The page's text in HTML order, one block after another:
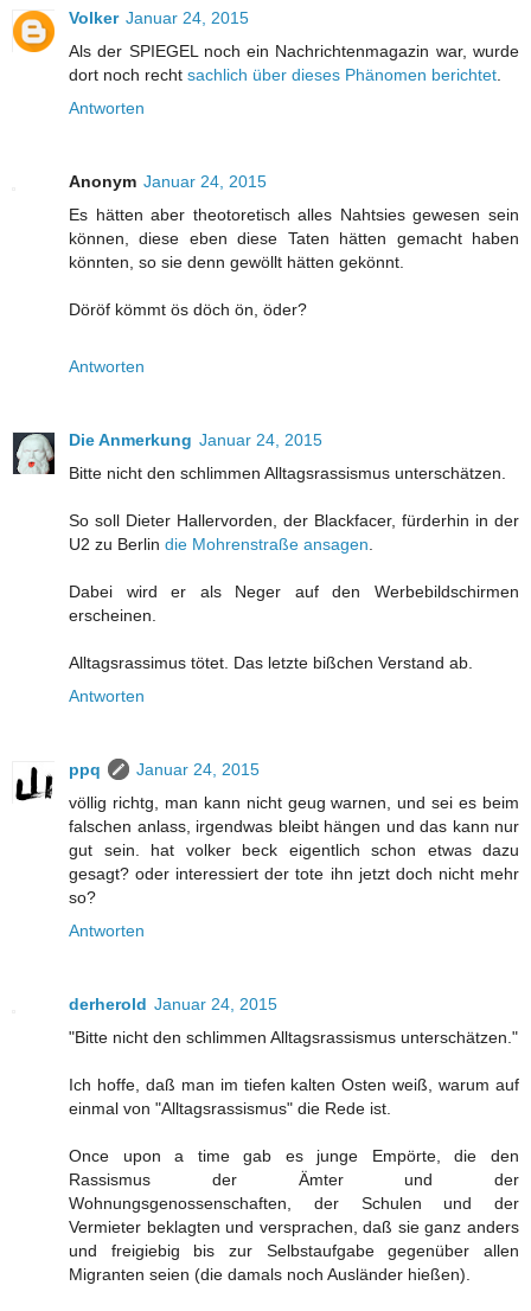
Volker Januar 24, 2015
Als der SPIEGEL noch ein Nachrichtenmagazin war, wurde
dort noch recht sachlich über dieses Phänomen berichtet
Antworten
Anonym Januar 24, 2015
Es hätten aber theotoretisch alles Nahtsies gewesen sein
können, diese eben diese Taten hätten gemacht haben
könnten, so sie denn gewöllt hätten gekönnt.
Döröf kömmt ös döch ön, öder?
Antworten
Die Anmerkung Januar 24, 2015
Bitte nicht den schlimmen Alltagsrassismus unterschätzen.
So soll Dieter Hallervorden, der Blackfacer, fürderhin in der
U2 zu Berlin die Mohrenstraße ansagen
Dabei wird er als Neger auf den Werbebildschirmen
erscheinen.
Alltagsrassimus tötet. Das letzte bißchen Verstand ab.
Antworten
ppq
Januar 24, 2015
völlig richtg, man kann nicht geug warnen, und sei es beim
falschen anlass, irgendwas bleibt hängen und das kann nur
gut sein. hat volker beck eigentlich schon etwas dazu
gesagt? oder interessiert der tote ihn jetzt doch nicht mehr
so?
Antworten
derherold Januar 24, 2015
"Bitte nicht den schlimmen Alltagsrassismus unterschätzen."
Ich hoffe, daß man im tiefen kalten Osten weiß, warum auf
einmal von "Alltagsrassismus" die Rede ist.
Once upon a time gab es junge Empörte, die den
Rassismus der Ämter und der
Wohnungsgenossenschaften, der Schulen und der
Vermieter beklagten und versprachen, daß sie ganz anders
und freigiebig bis zur Selbstaufgabe gegenüber allen
Migranten seien (die damals noch Ausländer hießen).